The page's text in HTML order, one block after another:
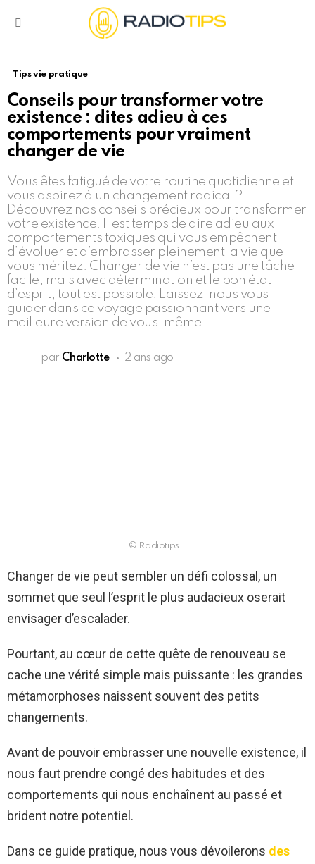
Tips vie pratique
Conseils pour transformer votre
existence : dites adieu à ces
comportements pour vraiment
changer de vie
Vous êtes fatigué de votre routine quotidienne et
vous aspirez à un changement radical ?
Découvrez nos conseils précieux pour transformer
votre existence. Il est temps de dire adieu aux
comportements toxiques qui vous empêchent
d’évoluer et d’embrasser pleinement la vie que
vous méritez. Changer de vie n’est pas une tâche
facile, mais avec détermination et le bon état
d’esprit, tout est possible. Laissez-nous vous
guider dans ce voyage passionnant vers une
meilleure version de vous-même.
par Charlotte 2 ans ago
© Radiotips
Changer de vie peut sembler un défi colossal, un
sommet que seul l’esprit le plus audacieux oserait
envisager d’escalader.
Pourtant, au cœur de cette quête de renouveau se
cache une vérité simple mais puissante : les grandes
métamorphoses naissent souvent des petits
changements.
Avant de pouvoir embrasser une nouvelle existence, il
nous faut prendre congé des habitudes et des
comportements qui nous enchaînent au passé et
brident notre potentiel.
Dans ce guide pratique, nous vous dévoilerons des